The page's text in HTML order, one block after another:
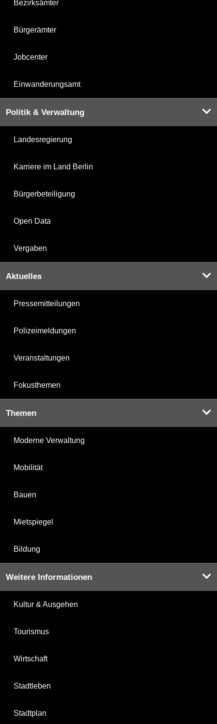
Bezirksämter
Bürgerämter
Jobcenter
Einwanderungsamt
Politik & Verwaltung
Landesregierung
Karriere im Land Berlin
Bürgerbeteiligung
Open Data
Vergaben
Aktuelles
Pressemitteilungen
Polizeimeldungen
Veranstaltungen
Fokusthemen
Themen
Moderne Verwaltung
Mobilität
Bauen
Mietspiegel
Bildung
Weitere Informationen
Kultur & Ausgehen
Tourismus
Wirtschaft
Stadtleben
Stadtplan